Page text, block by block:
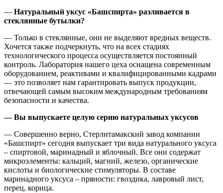
— Натуральный уксус «Башспирта» разливается в
стеклянные бутылки?
— Только в стеклянные, они не выделяют вредных веществ.
Хочется также подчеркнуть, что на всех стадиях
технологического процесса осуществляется постоянный
контроль. Лаборатория нашего цеха оснащена современным
оборудованием, реактивами и квалифицированными кадрами
— это позволяет нам гарантировать выпуск продукции,
отвечающей самым высоким международным требованиям
безопасности и качества.
— Вы выпускаете целую серию натуральных уксусов
— Совершенно верно, Стерлитамакский завод компании
«Башспирт» сегодня выпускает три вида натурального уксуса
– спиртовой, маринадный и яблочный. Все они содержат
микроэлементы: кальций, магний, железо, органические
кислоты и биологические стимуляторы. В составе
маринадного уксуса – пряности: гвоздика, лавровый лист,
перец, корица.